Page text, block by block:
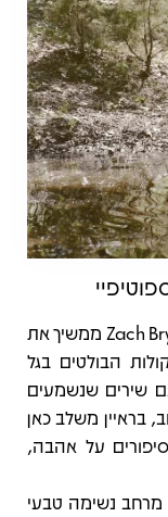
תיאור
האלבום "With Heaven On Top" של Zach Bryan ממשיך את
הבולטים בגל
שירים שנשמעים
בראיין משלב כאן
על אהבה,
מרחב נשימה טבעי